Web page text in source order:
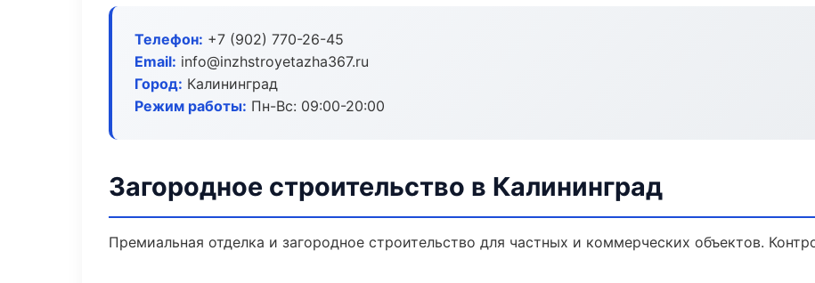
Телефон: +7 (902) 770-26-45
Email: info@inzhstroyetazha367.ru
Город: Калининград
Режим работы: Пн-Вс: 09:00-20:00
Загородное строительство в Калининград
Премиальная отделка и загородное строительство для частных и коммерческих объектов.